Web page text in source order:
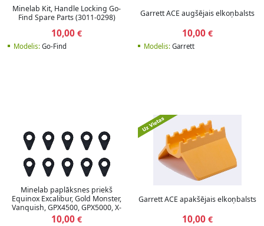
Minelab Kit, Handle Locking Go-
Find Spare Parts (3011-0298)
10,00 €
Modelis:Go-Find
Garrett ACE augšējais elkoņbalsts
10,00€
Modelis: Garrett
Minelab paplāksnes priekš
Equinox Excalibur, Gold Monster,
Vanquish, GPX4500, GPX5000, X-
Terra Pro
10,00 €
Garrett ACE apakšējais elkoņbalsts
10,00€